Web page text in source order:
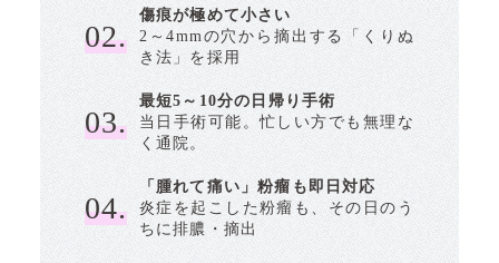
02.
傷痕が極めて小さい
2～4mmの穴から摘出する「くりぬ
き法」を採用
03.
最短5～10分の日帰り手術
当日手術可能。忙しい方でも無理な
く通院。
04.
「腫れて痛い」粉瘤も即日対応
炎症を起こした粉瘤も、その日のう
ちに排膿・摘出